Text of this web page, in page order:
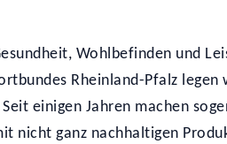
Wohlbefinden und
Rheinland-Pfalz legen
einigen Jahren machen
nicht ganz nachhaltigen